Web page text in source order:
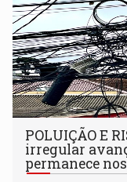
POLUIÇÃO E
irregular
permanece